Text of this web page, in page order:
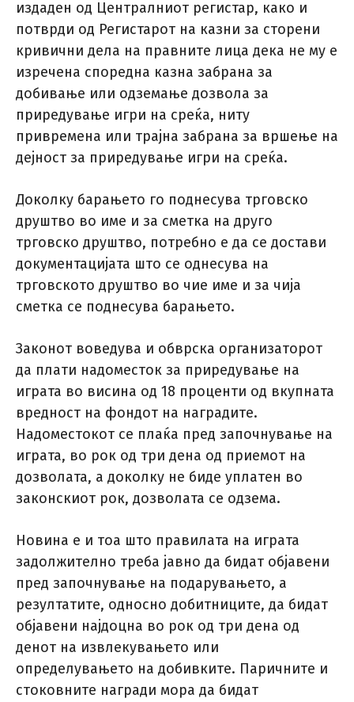
издаден од Централниот регистар, како и
потврди од Регистарот на казни за сторени
кривични дела на правните лица дека не му е
изречена споредна казна забрана за
добивање или одземање дозвола за
приредување игри на среќа, ниту
привремена или трајна забрана за вршење на
дејност за приредување игри на среќа.
Доколку барањето го поднесува трговско
друштво во име и за сметка на друго
трговско друштво, потребно е да се достави
документацијата што се однесува на
трговското друштво во чие име и за чија
сметка се поднесува барањето.
Законот воведува и обврска организаторот
да плати надоместок за приредување на
играта во висина од 18 проценти од вкупната
вредност на фондот на наградите.
Надоместокот се плаќа пред започнување на
играта, во рок од три дена од приемот на
дозволата, а доколку не биде уплатен во
законскиот рок, дозволата се одзема.
Новина е и тоа што правилата на играта
задолжително треба јавно да бидат објавени
пред започнување на подарувањето, а
резултатите, односно добитниците, да бидат
објавени најдоцна во рок од три дена од
денот на извлекувањето или
определувањето на добивките. Паричните и
стоковните награди мора да бидат